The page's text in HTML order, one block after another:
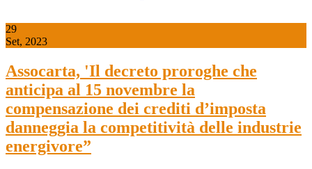
29
Set, 2023
Assocarta, 'Il decreto proroghe che
anticipa al 15 novembre la
compensazione dei crediti d’imposta
danneggia la competitività delle industrie
energivore”